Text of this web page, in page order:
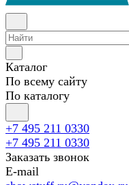
Каталог
По всему сайту
По каталогу
+7 495 211 0330
+7 495 211 0330
Заказать звонок
E-mail